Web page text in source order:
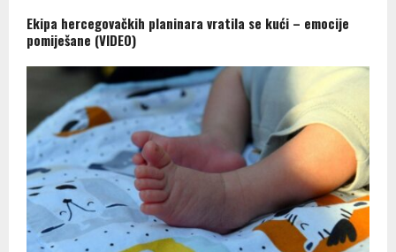
Ekipa hercegovačkih planinara vratila se kući – emocije
pomiješane (VIDEO)